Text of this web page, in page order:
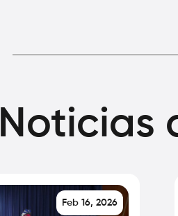
Noticias
Feb 16, 2026